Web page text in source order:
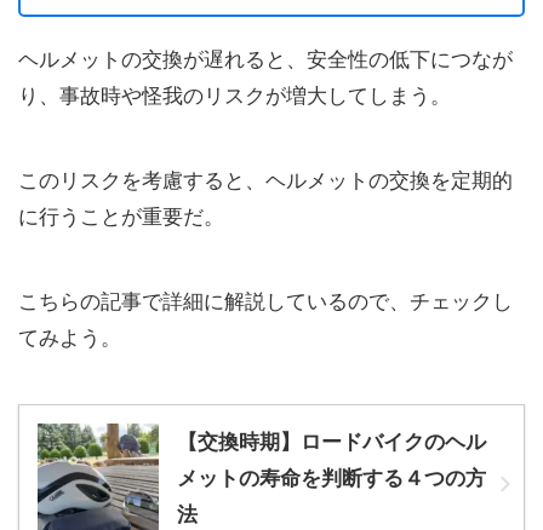
ヘルメットの交換が遅れると、安全性の低下につなが
り、事故時や怪我のリスクが増大してしまう。
このリスクを考慮すると、ヘルメットの交換を定期的
に行うことが重要だ。
こちらの記事で詳細に解説しているので、チェックし
てみよう。
【交換時期】ロードバイクのヘル
メットの寿命を判断する４つの方
法